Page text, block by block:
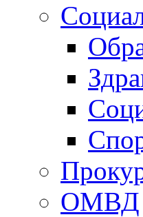
ОМВД